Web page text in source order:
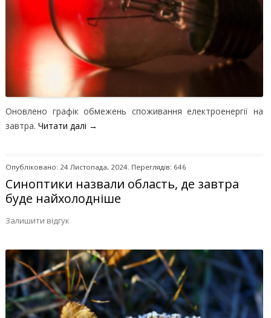
Оновлено графік обмежень споживання електроенергії на
завтра. Читати далі →
Опубліковано: 24 Листопада, 2024. Переглядів: 646
Синоптики назвали область, де завтра
буде найхолодніше
Залишити відгук